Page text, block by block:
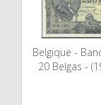
Belgique -
20 Belgas -